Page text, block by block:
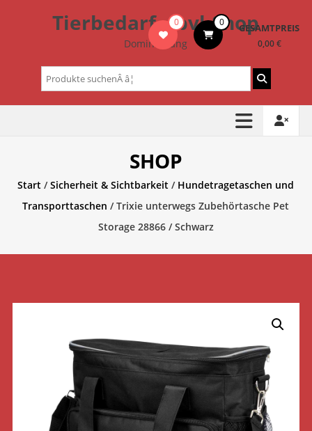
Tierbedarf – bvl-Shop
Dominik Lang
0 0 GESAMTPREIS
0,00 €
Suchen
nach:
SHOP
Start /Sicherheit & Sichtbarkeit / Hundetragetaschen und
Transporttaschen / Trixie unterwegs Zubehörtasche Pet
Storage 28866 / Schwarz